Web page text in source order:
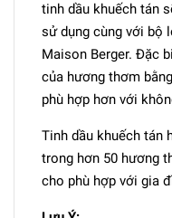
tinh dầu khuếch tán
sử dụng cùng với bộ
Maison Berger. Đặc
của hương thơm
phù hợp hơn với
Tinh dầu khuếch tán
trong hơn 50 hương
cho phù hợp với gia